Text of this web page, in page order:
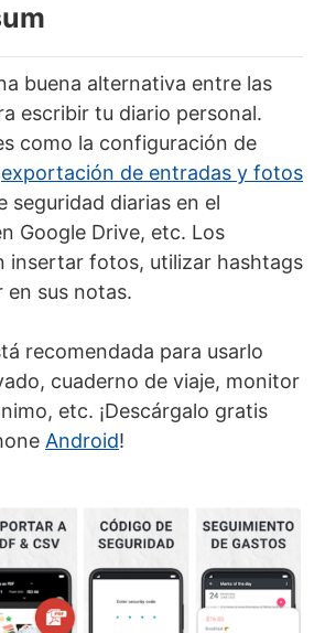
buena alternativa entre las
escribir tu diario personal.
como la configuración de
exportación de entradas y fotos
seguridad diarias en el
Google Drive, etc. Los
insertar fotos, utilizar hashtags
en sus notas.
recomendada para usarlo
cuaderno de viaje, monitor
etc. ¡Descárgalo gratis
Android!